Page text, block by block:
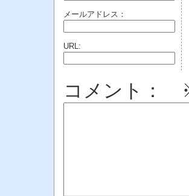
メールアドレス：
URL:
コメント：